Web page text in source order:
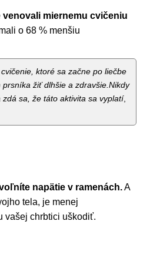
venovali miernemu cvičeniu
o 68 % menšiu
ktoré sa začne po liečbe
žiť dlhšie a zdravšie.Nikdy
sa, že táto aktivita sa vyplatí,
napätie v ramenách.A
tela, je menej
vašej chrbtici uškodiť.